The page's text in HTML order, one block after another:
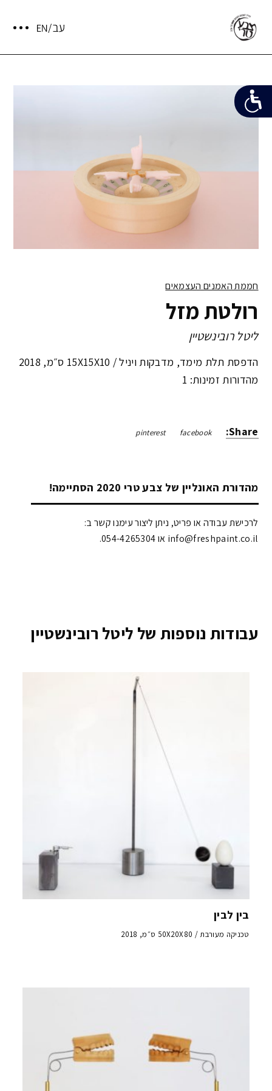
חממת האמנים העצמאים
רולטת מזל
ליטל רובינשטיין
הדפסת תלת מימד, מדבקות ויניל / 15X15X10 ס״מ ,
מהדורות זמינות: 1
Share:
facebook
pinterest
מהדורת האונליין של צבע טרי 2020 הסתיימה!
לרכישת עבודה או פריט, ניתן ליצור עימנו קשר ב:
info@freshpaint.co.il‏ או 054-4265304.
עבודות נוספות של ליטל רובינשטיין
בין לבין
טכניקה מעורבת / 50X20X80 ס״מ, 2018